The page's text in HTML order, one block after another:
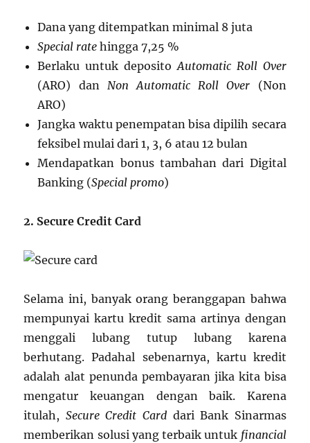
Dana yang ditempatkan minimal 8 juta
Special rate hingga 7,25 %
Berlaku untuk depositoAutomatic Roll Over
(ARO) dan Non Automatic Roll Over (Non
ARO)
Jangka waktu penempatan bisa dipilih secara
feksibel mulai dari 1, 3, 6 atau 12 bulan
Mendapatkan bonus tambahan dari Digital
Banking (Special promo)
2. Secure Credit Card
Selama ini, banyak orang beranggapan bahwa
mempunyai kartu kredit sama artinya dengan
menggali lubang tutup lubang karena
berhutang. Padahal sebenarnya, kartu kredit
adalah alat penunda pembayaran jika kita bisa
mengatur keuangan dengan baik. Karena
itulah, Secure Credit Card dari Bank Sinarmas
memberikan solusi yang terbaik untuk financial